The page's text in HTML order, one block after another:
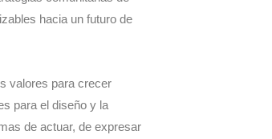
hacia un futuro de
valores para crecer
para el diseño y la
de actuar, de expresar